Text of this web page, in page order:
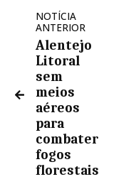
NOTÍCIA
ANTERIOR
Alentejo
Litoral
sem
meios
aéreos
para
combater
fogos
florestais